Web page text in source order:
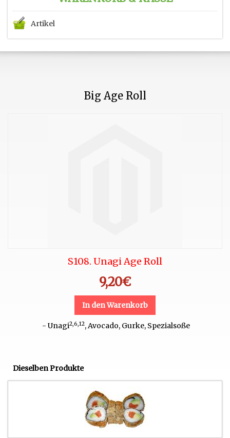
Artikel
Big Age Roll
S108. Unagi Age Roll
9,20€
In den Warenkorb
- Unagi2,6,12, Avocado, Gurke, Spezialsoße
Dieselben Produkte